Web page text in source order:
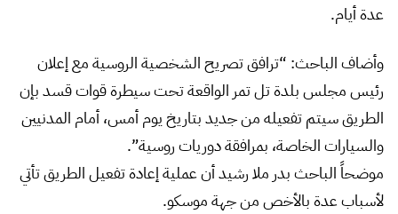
عدة أيام.
وأضاف الباحث: “ترافق تصريح الشخصية الروسية مع إعلان
رئيس مجلس بلدة تل تمر الواقعة تحت سيطرة قوات قسد بإن
الطريق سيتم تفعيله من جديد بتاريخ يوم أمس، أمام المدنيين
والسيارات الخاصة، بمرافقة دوريات روسية”.
موضحاً الباحث بدر ملا رشيد أن عملية إعادة تفعيل الطريق تأتي
لأسباب عدة بالأخص من جهة موسكو.